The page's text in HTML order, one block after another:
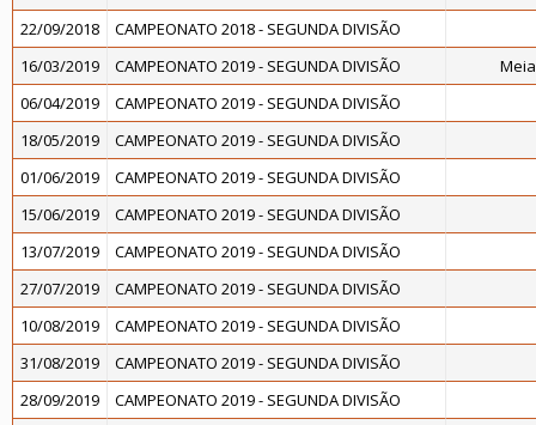
22/09/2018
CAMPEONATO 2018 - SEGUNDA DIVISÃO
16/03/2019
CAMPEONATO 2019 - SEGUNDA DIVISÃO
06/04/2019
CAMPEONATO 2019 - SEGUNDA DIVISÃO
18/05/2019
CAMPEONATO 2019 - SEGUNDA DIVISÃO
01/06/2019
CAMPEONATO 2019 - SEGUNDA DIVISÃO
15/06/2019
CAMPEONATO 2019 - SEGUNDA DIVISÃO
13/07/2019
CAMPEONATO 2019 - SEGUNDA DIVISÃO
27/07/2019
CAMPEONATO 2019 - SEGUNDA DIVISÃO
10/08/2019
CAMPEONATO 2019 - SEGUNDA DIVISÃO
31/08/2019
CAMPEONATO 2019 - SEGUNDA DIVISÃO
28/09/2019
CAMPEONATO 2019 - SEGUNDA DIVISÃO